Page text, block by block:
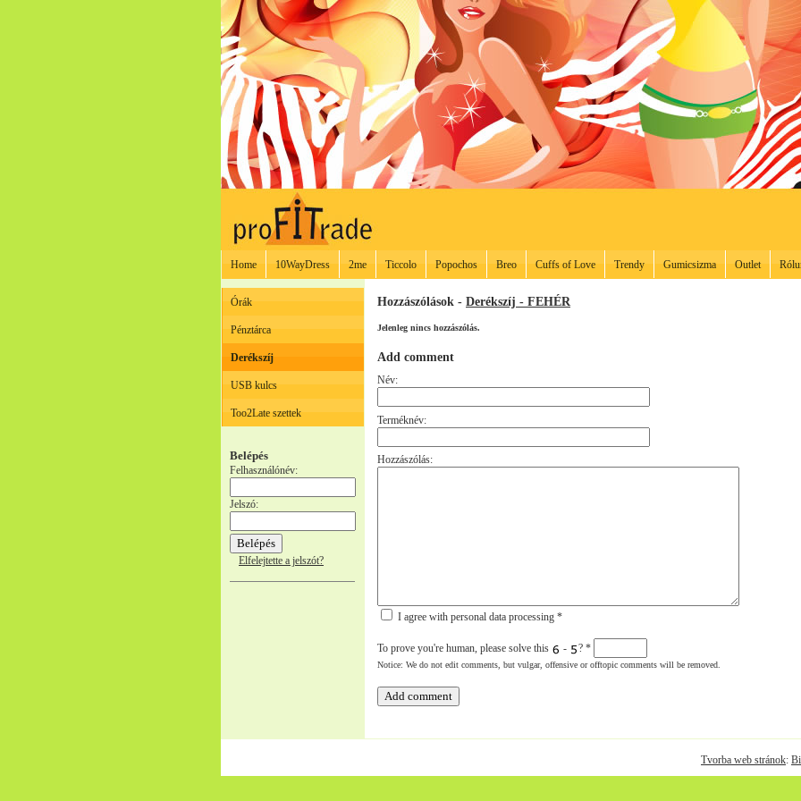
Home 10WayDress 2me Ticcolo Popochos Breo Cuffs of Love Trendy Gumicsizma Outlet
Órák
Pénztárca
Derékszíj
USB kulcs
Too2Late szettek
Belépés
Felhasználónév:
Jelszó:
Elfelejtette a jelszót?
Hozzászólások - Derékszíj - FEHÉR
Jelenleg nincs hozzászólás.
Add comment
Név:
Terméknév:
Hozzászólás:
I agree with personal data processing *
To prove you're human, please solve this - ? *
Notice: We do not edit comments, but vulgar, offensive or offtopic comments will be removed.
Tvorba web stránok: